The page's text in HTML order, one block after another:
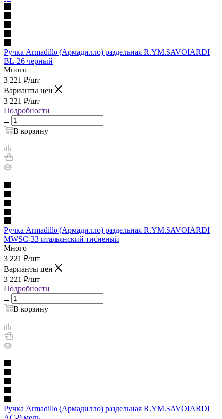
Ручка Armadillo (Армадилло) раздельная R.YM.SAVOIARDI
BL-26 черный
Много
3 221 ₽/шт
Варианты цен
3 221 ₽/шт
Подробности
В корзину
Ручка Armadillo (Армадилло) раздельная R.YM.SAVOIARDI
MWSC-33 итальянский тисненый
Много
3 221 ₽/шт
Варианты цен
3 221 ₽/шт
Подробности
В корзину
Ручка Armadillo (Армадилло) раздельная R.YM.SAVOIARDI
AC-9 медь